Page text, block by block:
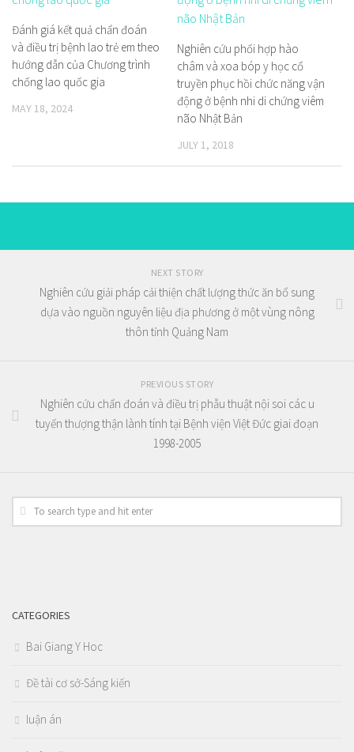
Đánh giá kết quả chẩn đoán
và điều trị bệnh lao trẻ em theo
hướng dẫn của Chương trình
chống lao quốc gia
MAY 18, 2024
Nghiên cứu phối hợp hào
châm và xoa bóp y học cổ
truyền phục hồi chức năng vận
động ở bệnh nhi di chứng viêm
não Nhật Bản
JULY 1, 2018
NEXT STORY
Nghiên cứu giải pháp cải thiện chất lượng thức ăn bổ sung
dựa vào nguồn nguyên liệu địa phương ở một vùng nông
thôn tỉnh Quảng Nam
PREVIOUS STORY
Nghiên cứu chẩn đoán và điều trị phẫu thuật nội soi các u
tuyến thượng thận lành tính tại Bệnh viện Việt Đức giai đoạn
1998-2005
CATEGORIES
Bai Giang Y Hoc
Đề tài cơ sở-Sáng kiến
luận án